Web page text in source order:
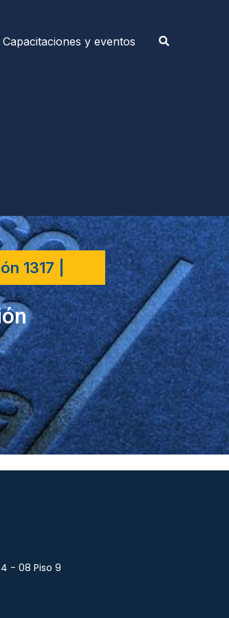
Capacitaciones y eventos
1317 |
- 08 Piso 9